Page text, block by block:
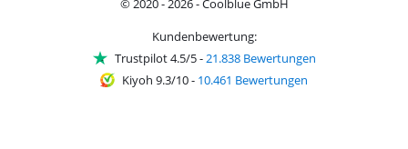
© 2020 - 2026 - Coolblue GmbH
Kundenbewertung:
Trustpilot 4.5/5-21.838 Bewertungen
Kiyoh 9.3/10- 10.461 Bewertungen